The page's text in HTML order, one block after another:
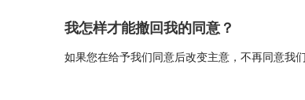
我怎样才能撤回我的同意？
如果您在给予我们同意后改变主意，不再同意我